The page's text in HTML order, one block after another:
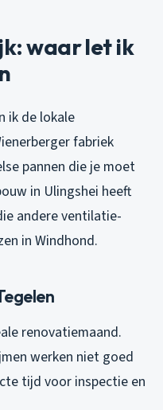
waar let ik
ik de lokale
fabriek
pannen die je moet
in Ulingshei heeft
andere ventilatie-
in Windhond.
renovatiemaand.
werken niet goed
tijd voor inspectie en